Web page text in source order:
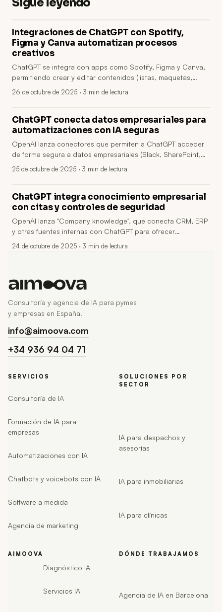
Sigue leyendo
Integraciones de ChatGPT con Spotify,
Figma y Canva automatizan procesos
creativos
ChatGPT se integra con apps como Spotify, Figma y Canva,
permitiendo crear y editar contenidos (listas, maquetas,
diseños) desde la conversación. Facilita automatizar flujos
26 de octubre de 2025 · 3 min de lectura
ChatGPT conecta datos empresariales para
automatizaciones con IA seguras
OpenAI lanza conectores que permiten a ChatGPT acceder
de forma segura a datos empresariales (Slack, SharePoint,
Drive, GitHub), convirtiéndolo en un analista capaz de reunir,
controles de permisos, cifrado y auditoría.
25 de octubre de 2025 · 3 min de lectura
ChatGPT integra conocimiento empresarial
con citas y controles de seguridad
OpenAI lanza "Company knowledge", que conecta CRM, ERP
y otras fuentes internas con ChatGPT para ofrecer
respuestas con contexto y citas claras, e incorpora
y pruebas.
24 de octubre de 2025 · 3 min de lectura
Consultoría y agencia de IA para pymes
y empresas en España.
info@aimoova.com
+34 936 94 04 71
SERVICIOS
Consultoría de IA
Formación de IA para
empresas
Automatizaciones con IA
Chatbots y voicebots con IA
Software a medida
Agencia de marketing
SOLUCIONES POR
SECTOR
IA para despachos y
asesorías
IA para inmobiliarias
IA para clínicas
AIMOOVA
Diagnóstico IA
Servicios IA
DÓNDE TRABAJAMOS
Agencia de IA en Barcelona